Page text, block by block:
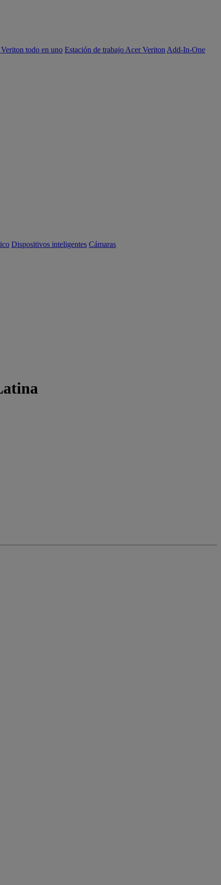
todo en uno Estación de trabajo Acer Veriton Add-In-One
Dispositivos inteligentes Cámaras